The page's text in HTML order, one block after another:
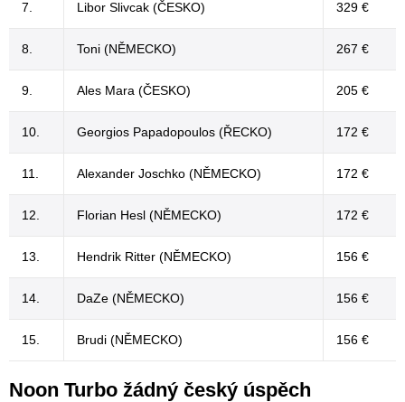
7. Libor Slivcak (ČESKO) 329 €
8. Toni (NĚMECKO) 267 €
9. Ales Mara (ČESKO) 205 €
10. Georgios Papadopoulos (ŘECKO) 172 €
11. Alexander Joschko (NĚMECKO) 172 €
12. Florian Hesl (NĚMECKO) 172 €
13. Hendrik Ritter (NĚMECKO) 156 €
14. DaZe (NĚMECKO) 156 €
15. Brudi (NĚMECKO) 156 €
Noon Turbo žádný český úspěch